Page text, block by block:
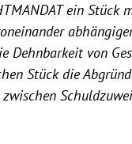
ein Stück
von
Stück die